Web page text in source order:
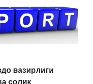
вазирлиги
солиқ